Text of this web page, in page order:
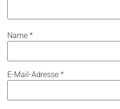
Name *
E-Mail-Adresse *